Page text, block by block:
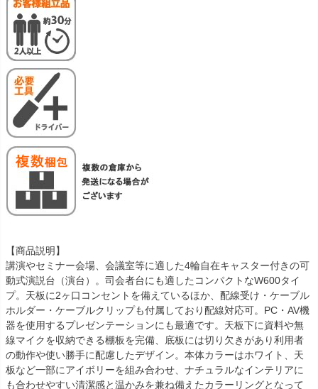
【商品説明】
講演やセミナー会場、会議室等に適した4輪自在キャスター付きの可
動式演説台（演台）。司会者台にも適したコンパクトなW600タイ
プ。天板に2ヶ口コンセントを備えているほか、配線受け・ケーブル
ホルダー・ケーブルクリップも付属しており配線対応可。PC・AV機
器を使用するプレゼンテーションにも最適です。天板下に資料や無
線マイクを収納できる棚板を完備、底板には切り欠きがあり利用者
の動作や使い勝手に配慮したデザイン。本体カラーはホワイト、天
板など一部にアイボリーを組み合わせ、ナチュラルなインテリアに
も合わせやすい清潔感と温かみを兼ね備えたカラーリングとなって